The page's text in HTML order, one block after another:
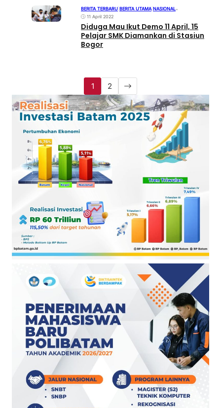
BERITA TERBARU BERITA UTAMA NASIONAL•
11 April 2022
Diduga Mau Ikut Demo 11 April, 15
Pelajar SMK Diamankan di Stasiun
Bogor
1 2